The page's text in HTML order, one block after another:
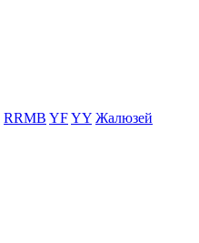
RRMB YFYY Жалюзей